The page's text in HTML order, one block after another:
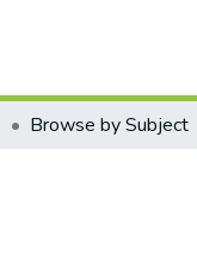
Browse by Subject